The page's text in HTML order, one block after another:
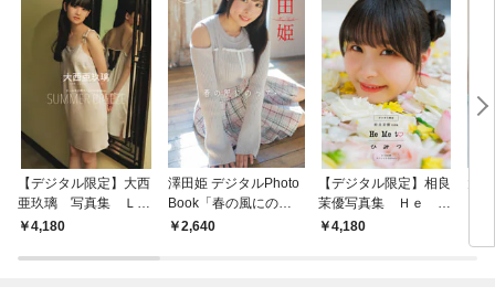
【デジタル限定】大西
亜玖璃 写真集 ＬＯ
ＮＧ ＶＡＣＡＴＩＯ
シャルＥｄｉｔｉｏ
4,180
澤田姫 デジタルPhoto
Book「春の風にのっ
て」2,640
【デジタル限定】相良
茉優写真集 Ｈｅ Ｍ
ｅ ｔｏ ひ み
4,180